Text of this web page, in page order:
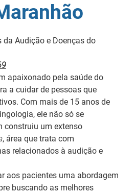
Audição e Doenças do
apaixonado pela saúde do
a cuidar de pessoas que
Com mais de 15 anos de
ele não só se
construiu um extenso
, área que trata com
relacionados à audição e
aos pacientes uma abordagem
buscando as melhores